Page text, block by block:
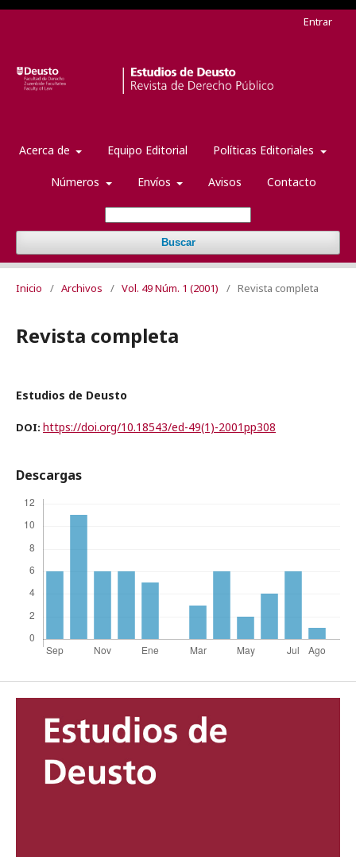
Acerca de Equipo Editorial Políticas Editoriales
Números Envíos Avisos Contacto
Buscar
Entrar
Inicio / Archivos / Vol. 49 Núm. 1 (2001) / Revista completa
Revista completa
Estudios de Deusto
DOI: https://doi.org/10.18543/ed-49(1)-2001pp308
Descargas